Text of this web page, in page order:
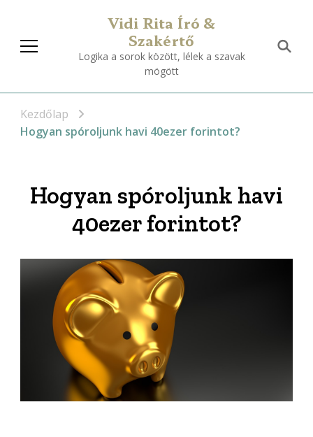
Vidi Rita Író &
Szakértő
Logika a sorok között, lélek a szavak
mögött
Kezdőlap
Hogyan spóroljunk havi 40ezer forintot?
Hogyan spóroljunk havi
40ezer forintot?